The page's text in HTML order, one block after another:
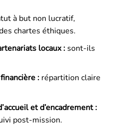
à but non lucratif,
chartes éthiques.
locaux :sont-ils
:répartition claire
et d’encadrement :
post-mission.